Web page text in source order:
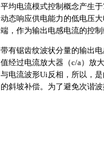
平均电流模式控制概念产生
动态响应供电能力的低电压
端，作为输出电感电流的控
带有锯齿纹波状分量的输出
值经过电流放大器（c/a）放
与电流波形Ui反相，所以，
的斜坡补偿。为了避免次谐